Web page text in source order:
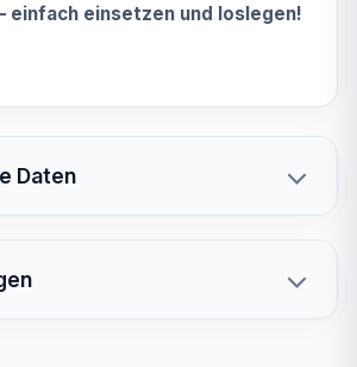
einfach einsetzen und loslegen!
Daten